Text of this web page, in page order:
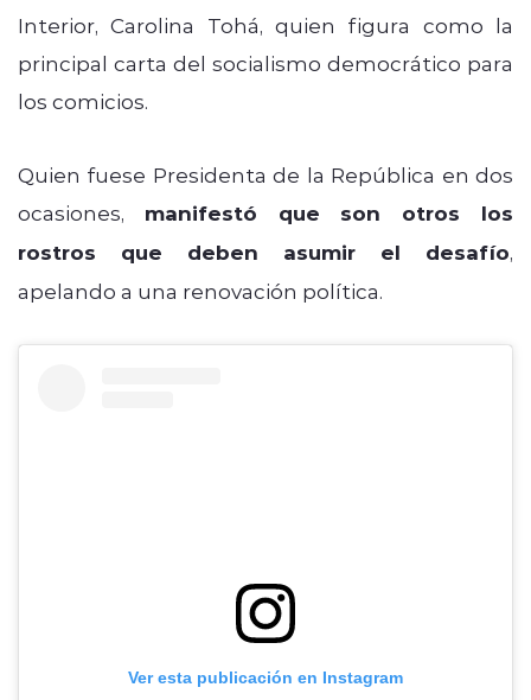
Interior, Carolina Tohá, quien figura como la
principal carta del socialismo democrático para
los comicios.
Quien fuese Presidenta de la República en dos
ocasiones, manifestó que son otros los
rostros que deben asumir el desafío,
apelando a una renovación política.
Ver esta publicación en Instagram